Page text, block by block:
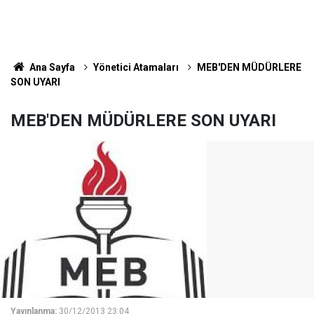
Ana Sayfa Yönetici Atamaları
MEB'DEN MÜDÜRLERE
SON UYARI
MEB'DEN MÜDÜRLERE SON UYARI
Yayınlanma: 30/12/2013 23:04